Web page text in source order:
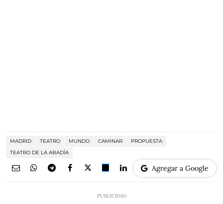
MADRID TEATRO MUNDO CAMINAR
PROPUESTA
TEATRO DE LA ABADÍA
Agregar a Google